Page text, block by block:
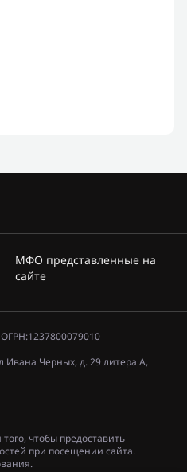
МФО представленные на
сайте
Ивана Черных, д. 29 литера А,
чтобы предоставить
при посещении сайта.